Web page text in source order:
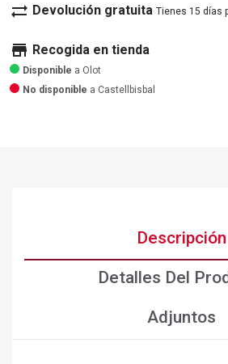
sync_alt Devolución gratuita Tienes 15 días
store Recogida en tienda
Disponible a Olot
No disponible a Castellbisbal
Descripción
Detalles Del
Adjuntos